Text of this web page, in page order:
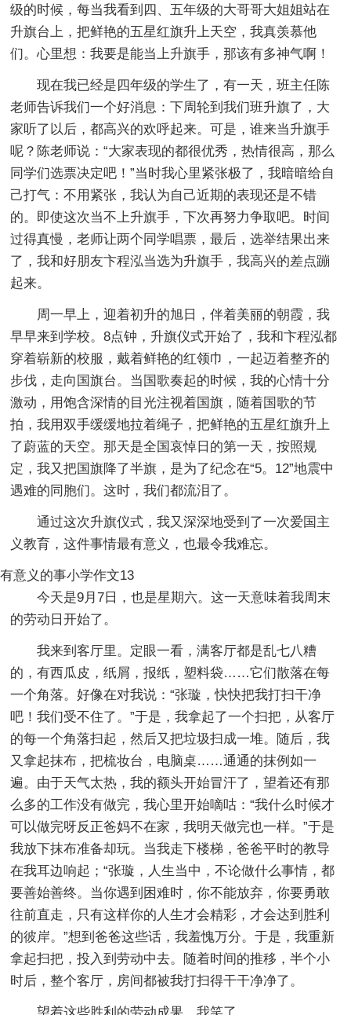
级的时候，每当我看到四、五年级的大哥哥大姐姐站在
升旗台上，把鲜艳的五星红旗升上天空，我真羡慕他
们。心里想：我要是能当上升旗手，那该有多神气啊！
现在我已经是四年级的学生了，有一天，班主任陈
老师告诉我们一个好消息：下周轮到我们班升旗了，大
家听了以后，都高兴的欢呼起来。可是，谁来当升旗手
呢？陈老师说：“大家表现的都很优秀，热情很高，那么
同学们选票决定吧！”当时我心里紧张极了，我暗暗给自
己打气：不用紧张，我认为自己近期的表现还是不错
的。即使这次当不上升旗手，下次再努力争取吧。时间
过得真慢，老师让两个同学唱票，最后，选举结果出来
了，我和好朋友卞程泓当选为升旗手，我高兴的差点蹦
起来。
周一早上，迎着初升的旭日，伴着美丽的朝霞，我
早早来到学校。8点钟，升旗仪式开始了，我和卞程泓都
穿着崭新的校服，戴着鲜艳的红领巾，一起迈着整齐的
步伐，走向国旗台。当国歌奏起的时候，我的心情十分
激动，用饱含深情的目光注视着国旗，随着国歌的节
拍，我用双手缓缓地拉着绳子，把鲜艳的五星红旗升上
了蔚蓝的天空。那天是全国哀悼日的第一天，按照规
定，我又把国旗降了半旗，是为了纪念在“5。12”地震中
遇难的同胞们。这时，我们都流泪了。
通过这次升旗仪式，我又深深地受到了一次爱国主
义教育，这件事情最有意义，也最令我难忘。
有意义的事小学作文13
今天是9月7日，也是星期六。这一天意味着我周末
的劳动日开始了。
我来到客厅里。定眼一看，满客厅都是乱七八糟
的，有西瓜皮，纸屑，报纸，塑料袋……它们散落在每
一个角落。好像在对我说：“张璇，快快把我打扫干净
吧！我们受不住了。”于是，我拿起了一个扫把，从客厅
的每一个角落扫起，然后又把垃圾扫成一堆。随后，我
又拿起抹布，把梳妆台，电脑桌……通通的抹例如一
遍。由于天气太热，我的额头开始冒汗了，望着还有那
么多的工作没有做完，我心里开始嘀咕：“我什么时候才
可以做完呀反正爸妈不在家，我明天做完也一样。”于是
我放下抹布准备却玩。当我走下楼梯，爸爸平时的教导
在我耳边响起；“张璇，人生当中，不论做什么事情，都
要善始善终。当你遇到困难时，你不能放弃，你要勇敢
往前直走，只有这样你的人生才会精彩，才会达到胜利
的彼岸。”想到爸爸这些话，我羞愧万分。于是，我重新
拿起扫把，投入到劳动中去。随着时间的推移，半个小
时后，整个客厅，房间都被我打扫得干干净净了。
望着这些胜利的劳动成果，我笑了。